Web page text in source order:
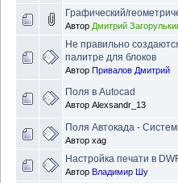
Графический/
Автор Дмитрий
Не правильно
палитре для блоков
Автор Привалов Дмитрий
Поля в Autocad
Автор Alexsandr_13
Поля Автокада -
Автор xag
Настройка печати в
Автор Владимир Шу